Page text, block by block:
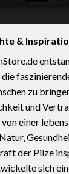
&
zu
und
einer
der Pilze
sich